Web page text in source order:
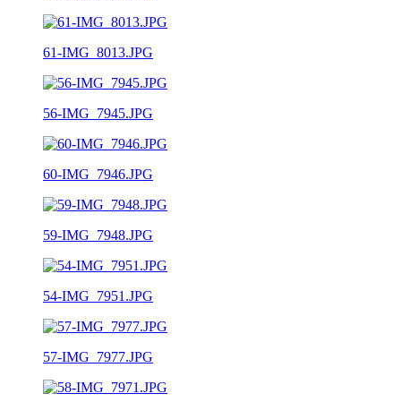
61-IMG_8013.JPG
56-IMG_7945.JPG
60-IMG_7946.JPG
59-IMG_7948.JPG
54-IMG_7951.JPG
57-IMG_7977.JPG